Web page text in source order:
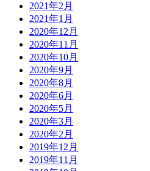
2021年2月
2021年1月
2020年12月
2020年11月
2020年10月
2020年9月
2020年8月
2020年6月
2020年5月
2020年3月
2020年2月
2019年12月
2019年11月